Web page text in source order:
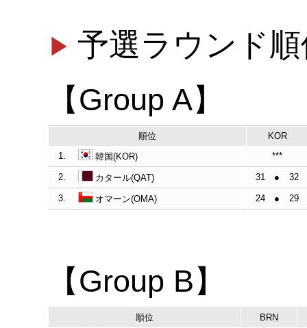
予選ラウンド
【Group A】
順位
KOR
1.
韓国(KOR) ***
2. カタール(QAT) 31 ● 32
3. オマーン(OMA) 24 ● 29
【Group B】
順位
BRN